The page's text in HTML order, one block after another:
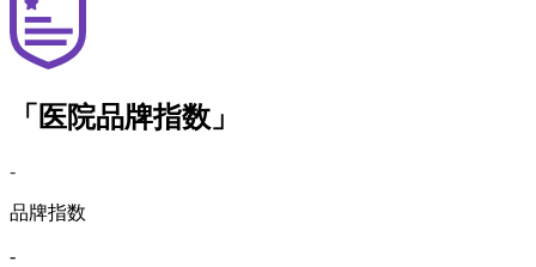
「医院品牌指数」
-
品牌指数
-